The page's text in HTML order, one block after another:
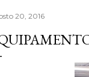
20, 2016